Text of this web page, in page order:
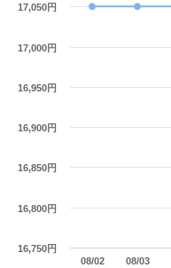
08/02 08/03
16,750円
16,800円
16,850円
16,900円
16,950円
17,000円
17,050円